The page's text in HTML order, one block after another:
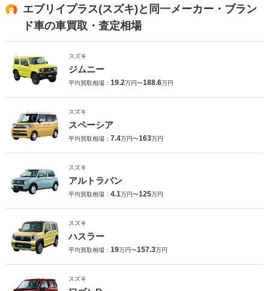
エブリイプラス(スズキ)と同一メーカー・ブラン
ド車の車買取・査定相場
スズキ
ジムニー
平均買取相場： 19.2万円〜188.6万円
スズキ
スペーシア
平均買取相場： 7.4万円〜163万円
スズキ
アルトラパン
平均買取相場： 4.1万円〜125万円
スズキ
ハスラー
平均買取相場： 19万円〜157.3万円
スズキ